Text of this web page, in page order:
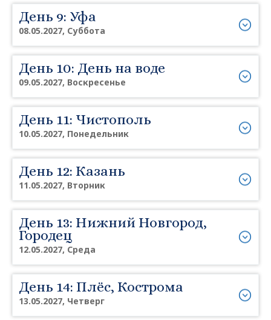
День 9: Уфа
08.05.2027, Суббота
День 10: День на воде
09.05.2027, Воскресенье
День 11: Чистополь
10.05.2027, Понедельник
День 12: Казань
11.05.2027, Вторник
День 13: Нижний Новгород,
Городец
12.05.2027, Среда
День 14: Плёс, Кострома
13.05.2027, Четверг